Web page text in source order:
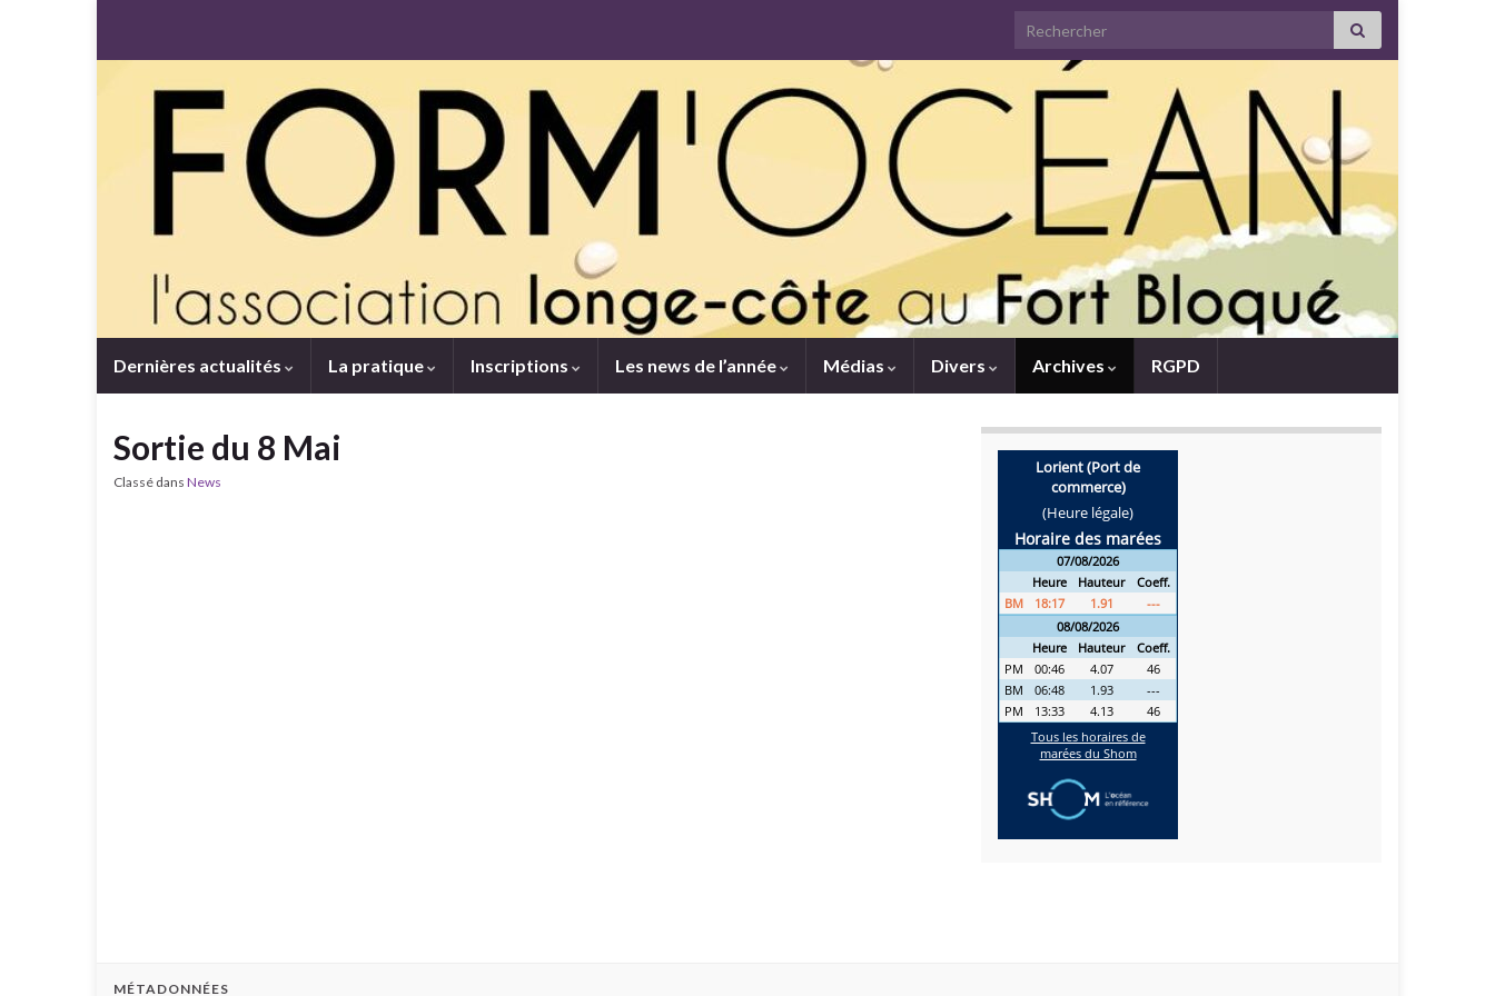
Search for:
Dernières actualités La pratique Inscriptions Les news de l’année Médias Divers Archives RGPD
Sortie du 8 Mai
Classé dans News
MÉTADONNÉES